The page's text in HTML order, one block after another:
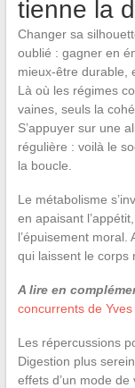
tienne la
Changer sa
oublié : gagner en
mieux-être durable,
Là où les régimes
vaines, seuls la
S’appuyer sur une
régulière : voilà le
la boucle.
Le métabolisme
en apaisant
l’épuisement
qui laissent le corps
A lire en
concurrents de
Les répercussions
Digestion plus
effets d’un mode